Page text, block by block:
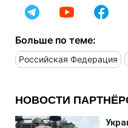
Больше по теме:
Российская Федерация